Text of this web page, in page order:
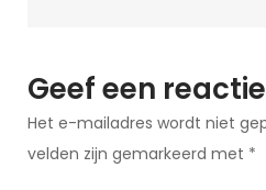
Geef een reactie
Het e-mailadres wordt niet
velden zijn gemarkeerd met *